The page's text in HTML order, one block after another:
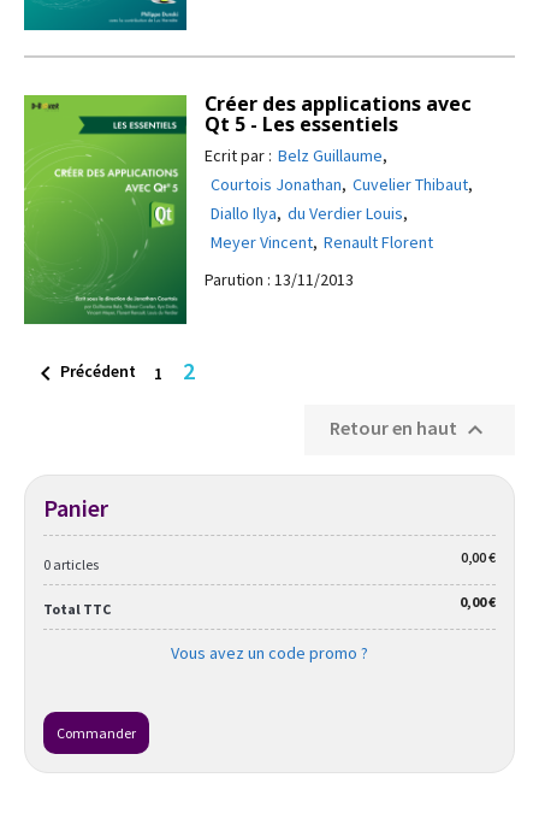
Créer des applications avec
Qt 5 - Les essentiels
Ecrit par : Belz Guillaume,
Courtois Jonathan, Cuvelier Thibaut,
Diallo Ilya, du Verdier Louis,
Meyer Vincent, Renault Florent
Parution : 13/11/2013
 Précédent 1 2
Retour en haut 
Panier
0 articles 0,00 €
Total TTC 0,00 €
Vous avez un code promo ?
Commander